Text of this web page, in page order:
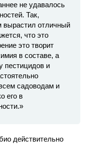
не удавалось
Так,
вырастил отличный
что это
это творит
в составе, а
пестицидов и
садоводам и
его в
действительно